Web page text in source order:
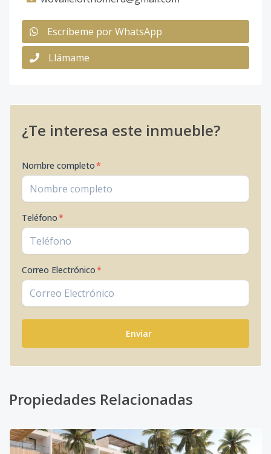
Escribeme por WhatsApp
Llámame
¿Te interesa este inmueble?
Nombre completo*
Teléfono*
Correo Electrónico*
Enviar
Propiedades Relacionadas